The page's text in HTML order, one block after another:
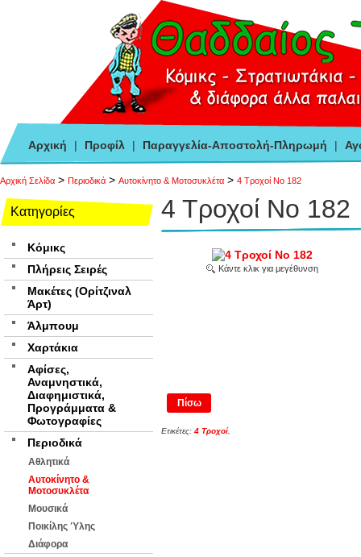
Αρχική | Προφίλ | Παραγγελία-Αποστολή-Πληρωμή |
Αρχική Σελίδα > Περιοδικά > Αυτοκίνητο & Μοτοσυκλέτα > 4 Τροχοί Νο 182
4 Τροχοί Νο 182
Κάντε κλικ για μεγέθυνση
Πίσω
Ετικέτες: 4 Τροχοί,
Κατηγορίες
Κόμικς
Πλήρεις Σειρές
Μακέτες (Ορίτζιναλ
Άρτ)
Άλμπουμ
Χαρτάκια
Αφίσες,
Αναμνηστικά,
Διαφημιστικά,
Προγράμματα &
Φωτογραφίες
Περιοδικά
Αθλητικά
Αυτοκίνητο &
Μοτοσυκλέτα
Μουσικά
Ποικίλης Ύλης
Διάφορα